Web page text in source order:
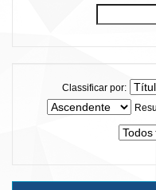
Classificar por: